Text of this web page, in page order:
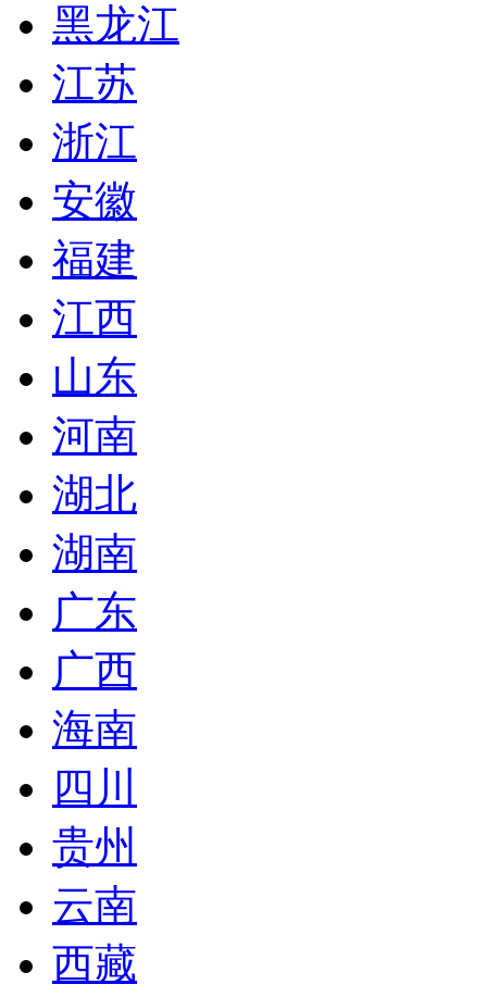
黑龙江
江苏
浙江
安徽
福建
江西
山东
河南
湖北
湖南
广东
广西
海南
四川
贵州
云南
西藏